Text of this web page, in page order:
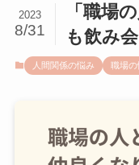
「職場
も飲み
2023
8/31
人間関係の悩み 職場の